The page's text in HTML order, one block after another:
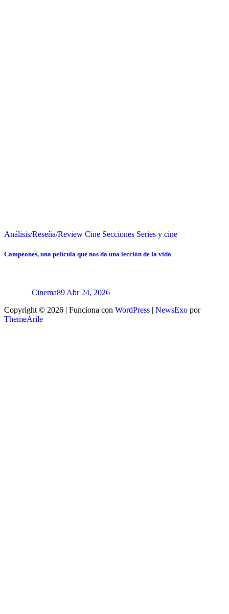
Análisis/Reseña/Review Cine Secciones Series y cine
Campeones, una película que nos da una lección de la vida
Cinema89 Abr 24, 2026
Copyright © 2026 | Funciona con WordPress | NewsExo por
ThemeArile